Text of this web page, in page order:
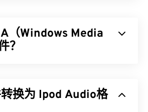
（Windows Media
？
种音频格式。自 1999 年诞生以
展，并推出了多个更新版本：
换为 Ipod Audio格